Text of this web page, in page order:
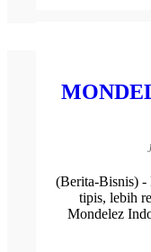
(Berita-Bisnis) -
tipis, lebih
Mondelez